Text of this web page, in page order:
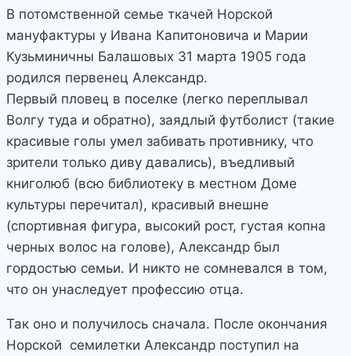
В потомственной семье ткачей Норской
мануфактуры у Ивана Капитоновича и Марии
Кузьминичны Балашовых 31 марта 1905 года
родился первенец Александр.
Первый пловец в поселке (легко переплывал
Волгу туда и обратно), заядлый футболист (такие
красивые голы умел забивать противнику, что
зрители только диву давались), въедливый
книголюб (всю библиотеку в местном Доме
культуры перечитал), красивый внешне
(спортивная фигура, высокий рост, густая копна
черных волос на голове), Александр был
гордостью семьи. И никто не сомневался в том,
что он унаследует профессию отца.
Так оно и получилось сначала. После окончания
Норской семилетки Александр поступил на